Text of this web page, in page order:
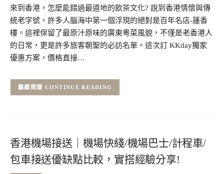
來到香港，怎麼能錯過最道地的飲茶文化? 說到香港情懷與傳
統老字號，許多人腦海中第一個浮現的絕對是百年名店-蓮香
樓。這裡保留了最原汁原味的廣東粵菜風貌，不僅是老香港人
的日常，更是許多旅客朝聖的必訪名單。這次訂 KKday獨家
優惠方案，價格直接…
CONTINUE READING
香港機場接送｜機場快綫/機場巴士/計程車/
包車接送優缺點比較，實搭經驗分享!